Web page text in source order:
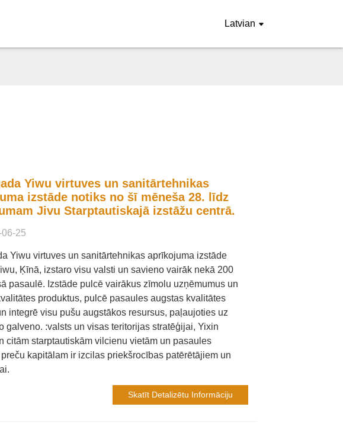
Latvian
Yiwu virtuves un sanitārtehnikas
izstāde notiks no šī mēneša 28. līdz
Jivu Starptautiskajā izstāžu centrā.
25
Yiwu virtuves un sanitārtehnikas aprīkojuma izstāde
Ķīnā, izstaro visu valsti un savieno vairāk nekā 200
pasaulē. Izstāde pulcē vairākus zīmolu uzņēmumus un
produktus, pulcē pasaules augstas kvalitātes
integrē visu pušu augstākos resursus, paļaujoties uz
galveno. :valsts un visas teritorijas stratēģijai, Yixin
citām starptautiskām vilcienu vietām un pasaules
kapitālam ir izcilas priekšrocības patērētājiem un
Skatīt Detalizētu Informāciju